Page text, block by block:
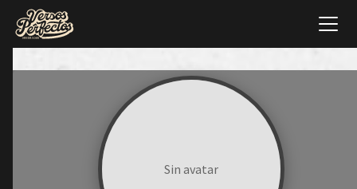
Sin avatar